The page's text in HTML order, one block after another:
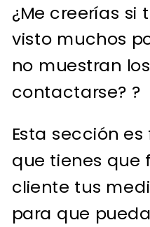
¿Me creerías si
visto muchos
no muestran
contactarse? ?
Esta sección
que tienes que
cliente tus
para que